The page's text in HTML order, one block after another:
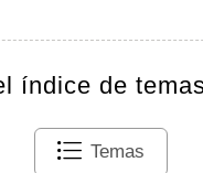
índice de
Temas